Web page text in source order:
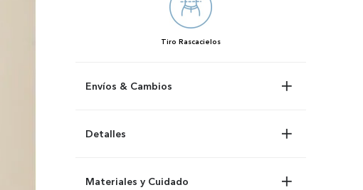
Tiro Rascacielos
Envíos & Cambios
Detalles
Materiales y Cuidado